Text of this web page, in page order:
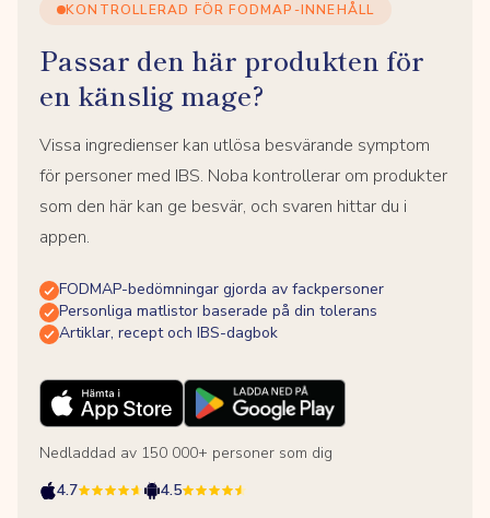
KONTROLLERAD FÖR FODMAP-INNEHÅLL
Passar den här produkten för
en känslig mage?
Vissa ingredienser kan utlösa besvärande symptom
för personer med IBS. Noba kontrollerar om produkter
som den här kan ge besvär, och svaren hittar du i
appen.
FODMAP-bedömningar gjorda av fackpersoner
Personliga matlistor baserade på din tolerans
Artiklar, recept och IBS-dagbok
Nedladdad av 150 000+ personer som dig
4.7
4.5